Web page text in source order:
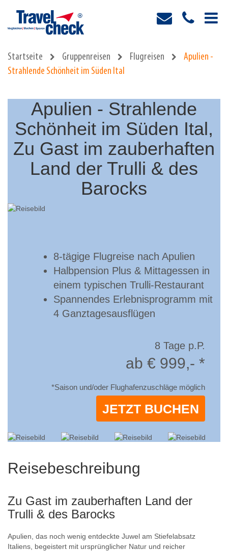
Startseite Gruppenreisen Flugreisen
Apulien -
Strahlende Schönheit im Süden Ital
Apulien - Strahlende
Schönheit im Süden Ital,
Zu Gast im zauberhaften
Land der Trulli & des
Barocks
8-tägige Flugreise nach Apulien
Halbpension Plus & Mittagessen in
einem typischen Trulli-Restaurant
Spannendes Erlebnisprogramm mit
4 Ganztagesausflügen
8 Tage p.P.
ab € 999,- *
*Saison und/oder Flughafenzuschläge möglich
JETZT BUCHEN
Reisebeschreibung
Zu Gast im zauberhaften Land der
Trulli & des Barocks
Apulien, das noch wenig entdeckte Juwel am Stiefelabsatz
Italiens, begeistert mit ursprünglicher Natur und reicher